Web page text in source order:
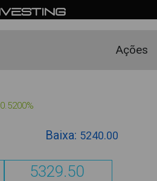
Ações
0.5200%
Baixa: 5240.00
5329.50